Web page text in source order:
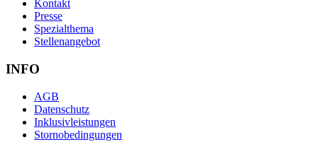
Kontakt
Presse
Spezialthema
Stellenangebot
INFO
AGB
Datenschutz
Inklusivleistungen
Stornobedingungen